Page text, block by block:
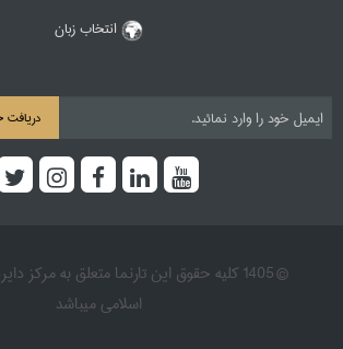
انتخاب زبان
دریافت
© 1405 کلیه حقوق این تارنما متعلق به مرکز
اسلامی میباشد